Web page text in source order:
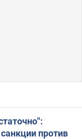
против